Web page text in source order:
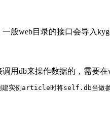
web目录的接口会导入
db来操作数据的，需要在
实例article时将self.db当做参